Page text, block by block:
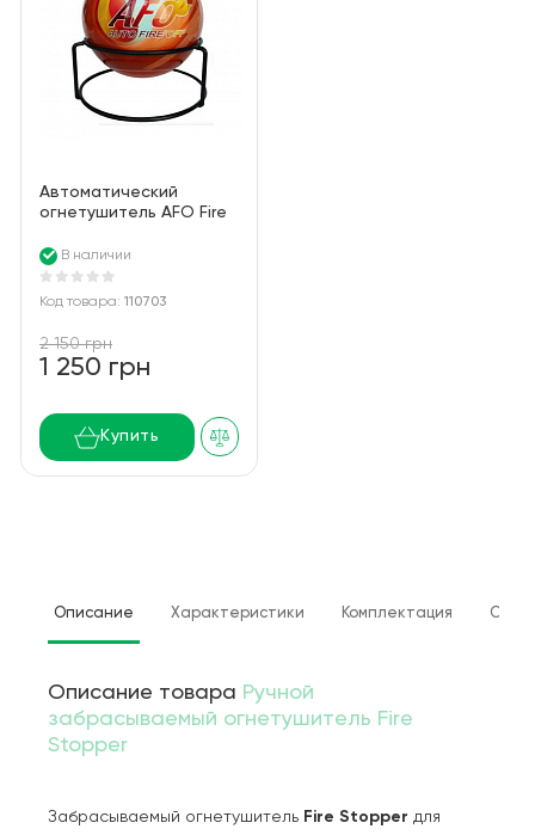
Автоматический
огнетушитель AFO Fire
В наличии
Код товара: 110703
2 150 грн
1 250 грн
Купить
Описание Характеристики Комплектация
Описание товара Ручной
забрасываемый огнетушитель Fire
Stopper
Забрасываемый огнетушитель Fire Stopper для